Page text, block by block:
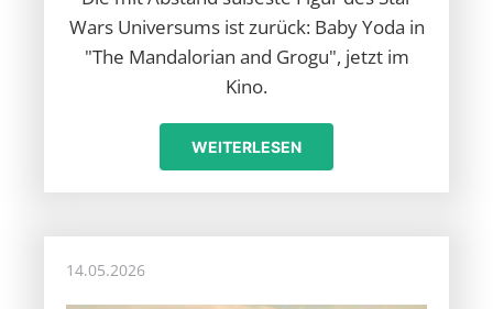
Wars Universums ist zurück: Baby Yoda in
"The Mandalorian and Grogu", jetzt im
Kino.
WEITERLESEN
14.05.2026